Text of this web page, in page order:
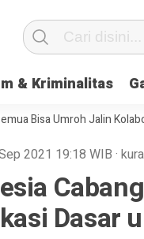
& Kriminalitas
Umroh Jalin Kolaborasi
2021 19:18 WIB ·
Dasar